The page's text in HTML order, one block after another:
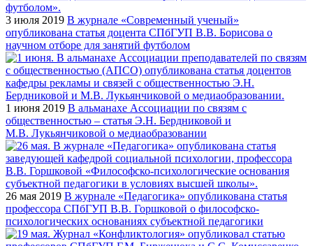
3 июля 2019 В журнале «Современный ученый»
опубликована статья доцента СПбГУП В.В. Борисова о
научном отборе для занятий футболом
1 июня 2019 В альманахе Ассоциации по связям с
общественностью – статья Э.Н. Бердниковой и
М.В. Лукьянчиковой о медиаобразовании
26 мая 2019 В журнале «Педагогика» опубликована статья
профессора СПбГУП В.В. Горшковой о философско-
психологических основаниях субъектной педагогики